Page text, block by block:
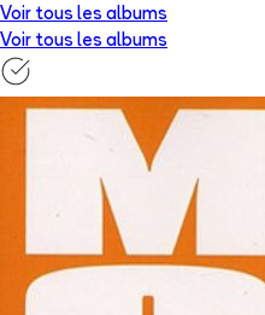
Voir tous les albums
Voir tous les albums